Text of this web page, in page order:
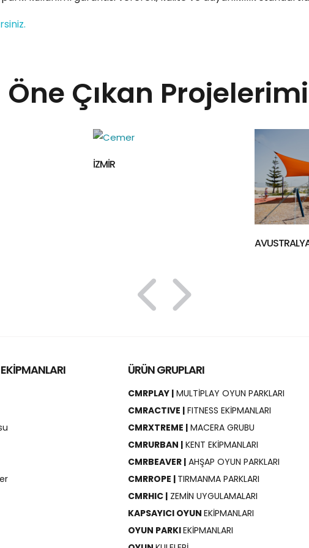
Öne Çıkan
VILLE DE
ÜRÜN GRUPLARI
CMRPLAY |MULTİPLAY OYUN PARKLARI
CMRACTIVE |FITNESS EKİPMANLARI
CMRXTREME |MACERA GRUBU
CMRURBAN |KENT EKİPMANLARI
CMRBEAVER |AHŞAP OYUN PARKLARI
CMRROPE | TIRMANMA PARKLARI
CMRHIC |ZEMİN UYGULAMALARI
KAPSAYICI OYUN EKİPMANLARI
OYUN PARKIEKİPMANLARI